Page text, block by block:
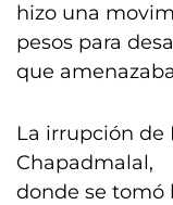
hizo una
pesos para
que
La irrupción de
Chapadmalal,
donde se tomó